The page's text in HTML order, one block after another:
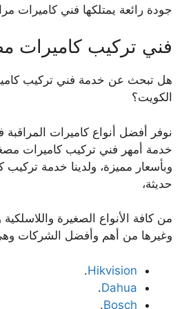
جودة رائعة يمتلكها فني كاميرات
فني تركيب كاميرات
هل تبحث عن خدمة فني تركيب
الكويت؟
نوفر أفضل أنواع كاميرات المراقبة
خدمة أمهر فني تركيب كاميرات
وبأسعار مميزة، ولدينا خدمة تركيب
حديثة،
من كافة الأنواع الصغيرة
وغيرها من أهم وأفضل الشركات
Hikvision
.
Dahua
.
Bosch
.